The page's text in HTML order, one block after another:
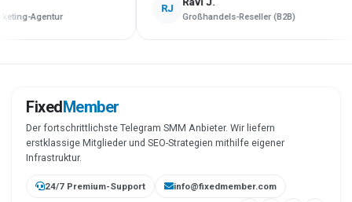
Agentur Großhandels-Reseller (B2B)
FixedMember
Der fortschrittlichste Telegram SMM Anbieter. Wir liefern
erstklassige Mitglieder und SEO-Strategien mithilfe eigener
Infrastruktur.
24/7 Premium-Support info@fixedmember.com